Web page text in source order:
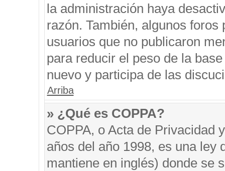
la administración haya
razón. También, algunos
usuarios que no publicaron
para reducir el peso de la
nuevo y participa de las
Arriba
» ¿Qué es COPPA?
COPPA, o Acta de Privacidad
años del año 1998, es una ley
mantiene en inglés) donde se